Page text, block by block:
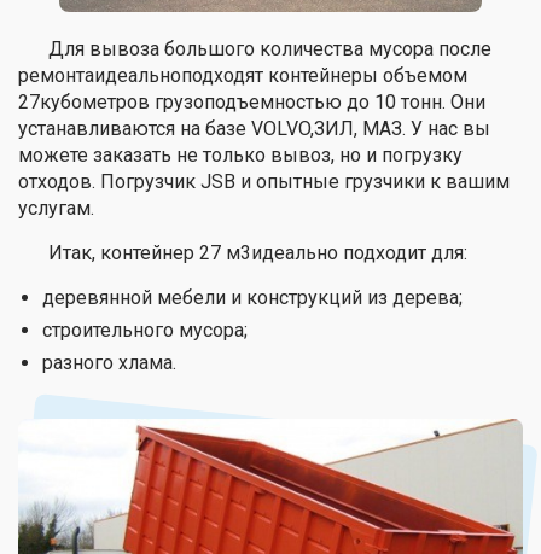
Для вывоза большого количества мусора после
ремонтаидеальноподходят контейнеры объемом
27кубометров грузоподъемностью до 10 тонн. Они
устанавливаются на базе VOLVO,ЗИЛ, МАЗ. У нас вы
можете заказать не только вывоз, но и погрузку
отходов. Погрузчик JSB и опытные грузчики к вашим
услугам.
Итак, контейнер 27 м3идеально подходит для:
деревянной мебели и конструкций из дерева;
строительного мусора;
разного хлама.